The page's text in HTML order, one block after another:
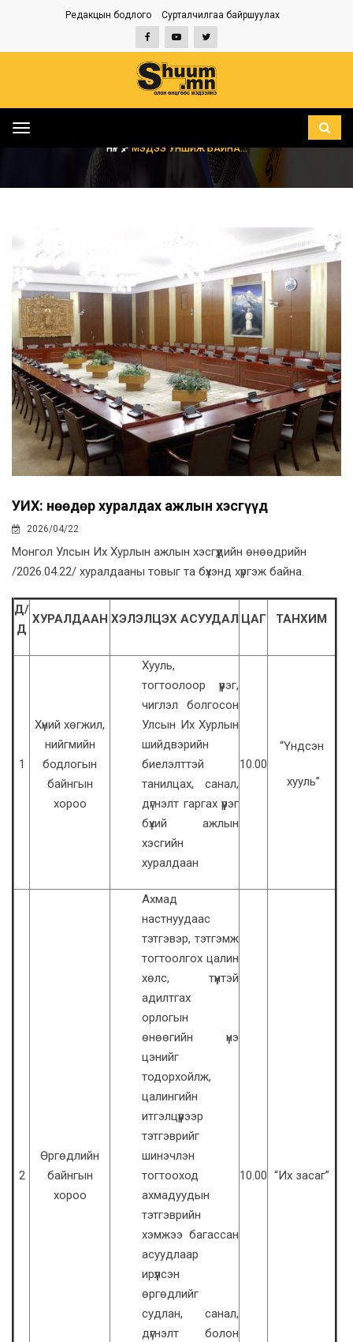
Редакцын бодлого Сурталчилгаа байршуулах
Toggle
НҮҮР МЭДЭЭ УНШИЖ БАЙНА...
УИХ: Өнөөдөр хуралдах ажлын хэсгүүд
2026/04/22
Монгол Улсын Их Хурлын ажлын хэсгүүдийн өнөөдрийн
/2026.04.22/ хуралдааны товыг та бүхэнд хүргэж байна.
Д/
Д
ХУРАЛДААН ХЭЛЭЛЦЭХ АСУУДАЛ ЦАГ ТАНХИМ
1
Хүний хөгжил,
нийгмийн
бодлогын
байнгын
хороо
Хууль,
тогтоолоор үүрэг,
чиглэл болгосон
Улсын Их Хурлын
шийдвэрийн
биелэлттэй
танилцах, санал,
дүгнэлт гаргах үүрэг
бүхий ажлын
хэсгийн
хуралдаан
10.00
“Үндсэн
хууль”
2
Өргөдлийн
байнгын
хороо
Ахмад
настнуудаас
тэтгэвэр, тэтгэмж
тогтоолгох цалин
хөлс, түүнтэй
адилтгах
орлогын
өнөөгийн үнэ
цэнийг
тодорхойлж,
цалингийн
итгэлцүүрээр
тэтгэврийг
шинэчлэн
тогтооход
ахмадуудын
тэтгэврийн
хэмжээ багассан
асуудлаар
ирүүлсэн
өргөдлийг
судлан, санал,
дүгнэлт болон
10.00 “Их засаг”